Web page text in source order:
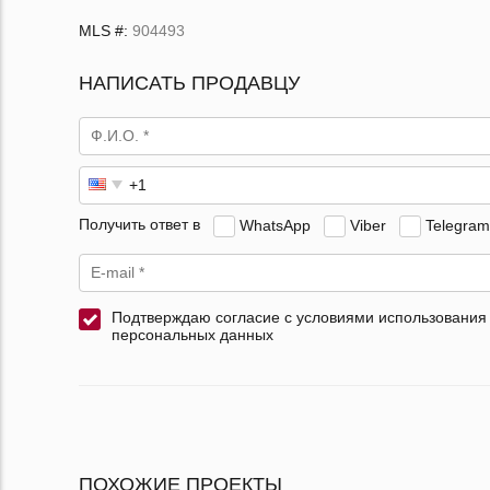
MLS #: 904493
НАПИСАТЬ ПРОДАВЦУ
Получить ответ в WhatsApp Viber Telegram
Подтверждаю согласие с условиями использования
персональных данных
ПОХОЖИЕ ПРОЕКТЫ